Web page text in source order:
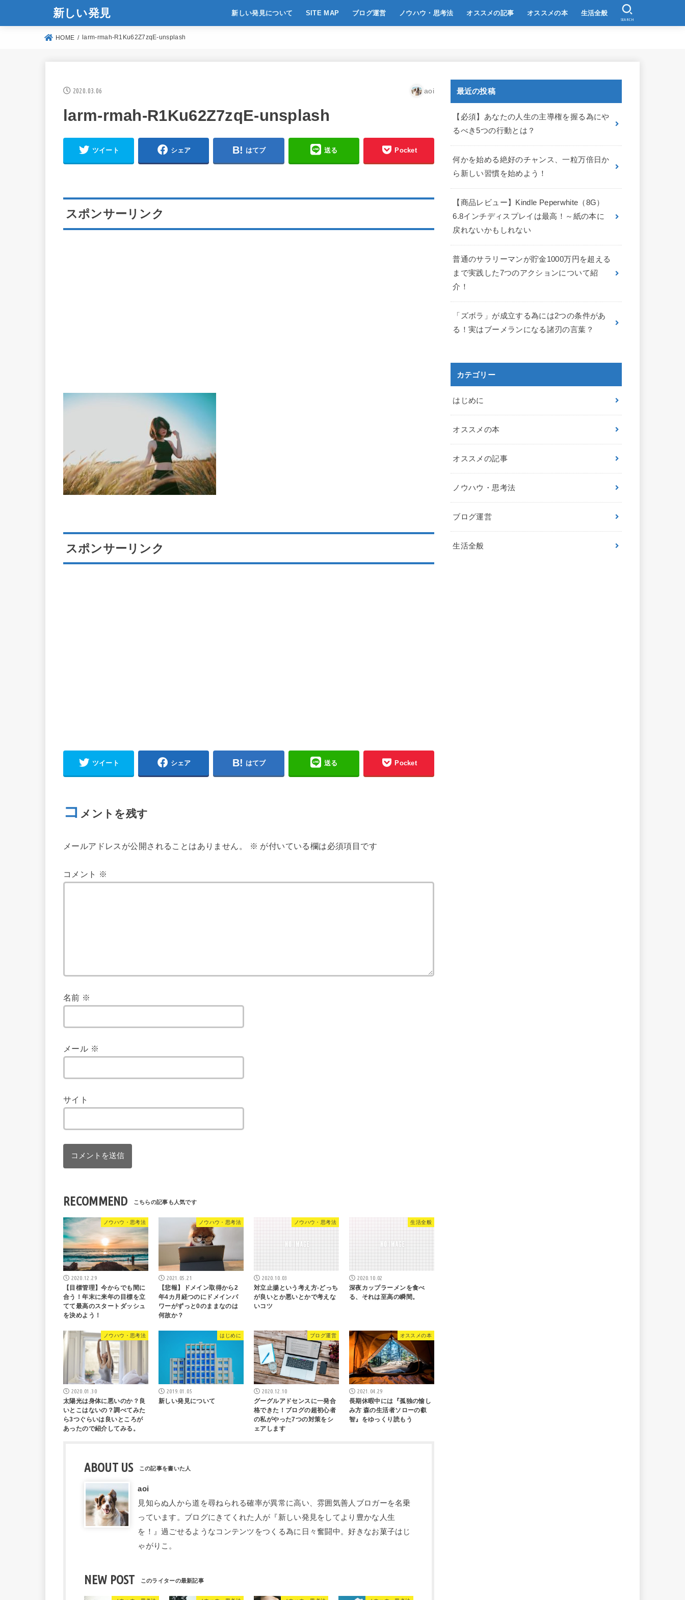
新しい発見 新しい発見について SITE MAP ブログ運営 ノウハウ・思考法 オススメの記事 オススメの本 生活全般
SEARCH
HOME larm-rmah-R1Ku62Z7zqE-unsplash
2020.03.06 aoi
larm-rmah-R1Ku62Z7zqE-unsplash
ツイート シェア はてブ 送る Pocket
スポンサーリンク
スポンサーリンク
ツイート シェア はてブ 送る Pocket
コ メントを残す
メールアドレスが公開されることはありません。 ※ が付いている欄は必須項目です
コメント ※
名前 ※
メール ※
サイト
RECOMMEND
ノウハウ・思考法
2020.12.29
【目標管理】今からでも間に
合う！年末に来年の目標を立
てて最高のスタートダッシュ
を決めよう！
ノウハウ・思考法
2021.05.21
【悲報】ドメイン取得から2
年4カ月経つのにドメインパ
ワーがずっと0のままなのは
何故か？
ノウハウ・思考法
2020.10.03
対立止揚という考え方-どっち
が良いとか悪いとかで考えな
いコツ
生活全般
2020.10.02
深夜カップラーメンを食べ
る、それは至高の瞬間。
ノウハウ・思考法
2020.01.30
太陽光は身体に悪いのか？良
いとこはないの？調べてみた
ら3つぐらいは良いところが
あったので紹介してみる。
はじめに
2019.01.05
新しい発見について
ブログ運営
2020.12.10
グーグルアドセンスに一発合
格できた！ブログの超初心者
の私がやった7つの対策をシ
ェアします
オススメの本
2021.04.29
長期休暇中には『孤独の愉し
み方 森の生活者ソローの叡
智』をゆっくり読もう
ABOUT US
aoi
見知らぬ人から道を尋ねられる確率が異常に高い、雰囲気善人ブロガーを名乗
っています。ブログにきてくれた人が『新しい発見をしてより豊かな人生
を！』過ごせるようなコンテンツをつくる為に日々奮闘中。好きなお菓子はじ
ゃがりこ。
NEW POST
最近の投稿
【必須】あなたの人生の主導権を握る為にや
るべき5つの行動とは？
何かを始める絶好のチャンス、一粒万倍日か
ら新しい習慣を始めよう！
【商品レビュー】Kindle Peperwhite（8G）
6.8インチディスプレイは最高！～紙の本に
戻れないかもしれない
普通のサラリーマンが貯金1000万円を超える
まで実践した7つのアクションについて紹
介！
「ズボラ」が成立する為には2つの条件があ
る！実はブーメランになる諸刃の言葉？
カテゴリー
はじめに
オススメの本
オススメの記事
ノウハウ・思考法
ブログ運営
生活全般